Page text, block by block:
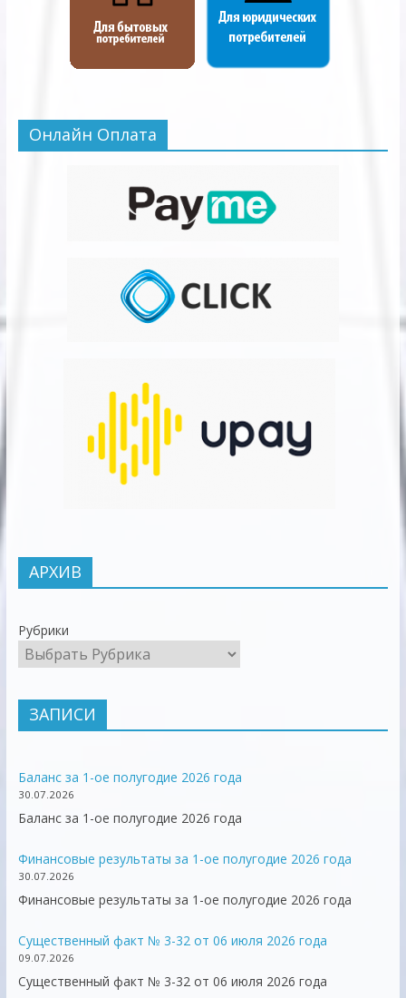
Онлайн Оплата
АРХИВ
Рубрики
ЗАПИСИ
Баланс за 1-ое полугодие 2026 года
30.07.2026
Баланс за 1-ое полугодие 2026 года
Финансовые результаты за 1-ое полугодие 2026 года
30.07.2026
Финансовые результаты за 1-ое полугодие 2026 года
Существенный факт № 3-32 от 06 июля 2026 года
09.07.2026
Существенный факт № 3-32 от 06 июля 2026 года